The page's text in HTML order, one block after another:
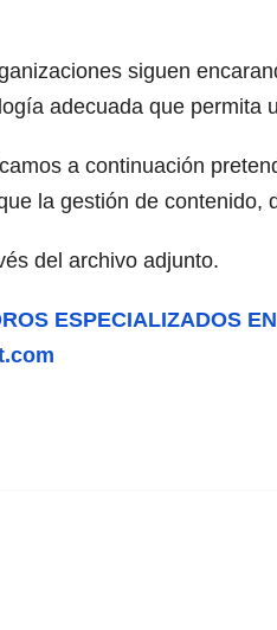
siguen
adecuada que permita
a continuación
la gestión de
del archivo adjunto.
ESPECIALIZADOS